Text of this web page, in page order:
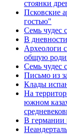
стоянки
Псковские
гостью"
Семь чудес
В
Археологи
общую
Семь чудес
Письмо из
Клады
На
южном
В германии